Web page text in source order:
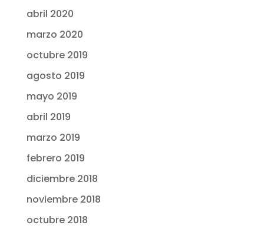
abril 2020
marzo 2020
octubre 2019
agosto 2019
mayo 2019
abril 2019
marzo 2019
febrero 2019
diciembre 2018
noviembre 2018
octubre 2018